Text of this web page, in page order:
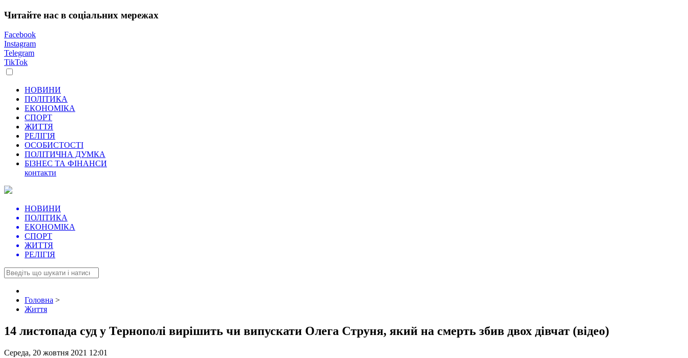
Читайте нас в соціальних мережах
Facebook
Instagram
Telegram
TikTok
НОВИНИ
ПОЛІТИКА
ЕКОНОМІКА
СПОРТ
ЖИТТЯ
РЕЛІГІЯ
ОСОБИСТОСТІ
ПОЛІТИЧНА ДУМКА
БІЗНЕС ТА ФІНАНСИ
контакти
НОВИНИ
ПОЛІТИКА
ЕКОНОМІКА
СПОРТ
ЖИТТЯ
РЕЛІГІЯ
Головна >
Життя
14 листопада суд у Тернополі вирішить чи випускати Олега Струня, який на смерть збив двох дівчат (відео)
Середа, 20 жовтня 2021 12:01